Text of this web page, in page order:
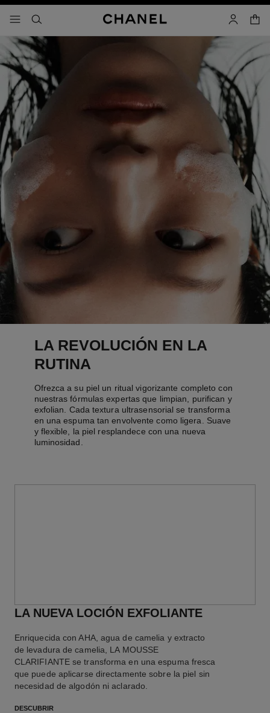
- navegación principal
buscar cuenta
LA REVOLUCIÓN EN LA
RUTINA
Ofrezca a su piel un ritual vigorizante completo con
nuestras fórmulas expertas que limpian, purifican y
exfolian. Cada textura ultrasensorial se transforma
en una espuma tan envolvente como ligera. Suave
y flexible, la piel resplandece con una nueva
luminosidad.
LA NUEVA LOCIÓN EXFOLIANTE
Enriquecida con AHA, agua de camelia y extracto
de levadura de camelia, LA MOUSSE
CLARIFIANTE se transforma en una espuma fresca
que puede aplicarse directamente sobre la piel sin
necesidad de algodón ni aclarado.
DESCUBRIR